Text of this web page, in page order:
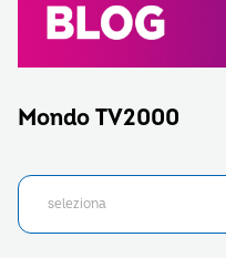
Mondo TV2000